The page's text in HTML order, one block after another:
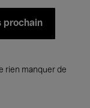
prochain
rien manquer de